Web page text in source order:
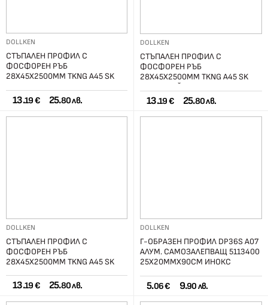
DOLLKEN
СТЪПАЛЕН ПРОФИЛ С
ФОСФОРЕН РЪБ
28Х45Х2500ММ TKNG A45 SK
13.19 € 25.80 лв.
DOLLKEN
СТЪПАЛЕН ПРОФИЛ С
ФОСФОРЕН РЪБ
28Х45Х2500ММ TKNG A45 SK
АЛУМИНИЙ
13.19 € 25.80 лв.
DOLLKEN
СТЪПАЛЕН ПРОФИЛ С
ФОСФОРЕН РЪБ
28Х45Х2500ММ TKNG A45 SK
13.19 € 25.80 лв.
DOLLKEN
Г-ОБРАЗЕН ПРОФИЛ DP36S А07
АЛУМ. САМОЗАЛЕПВАЩ 5113400
25Х20ММХ90СМ ИНОКС
5.06 € 9.90 лв.